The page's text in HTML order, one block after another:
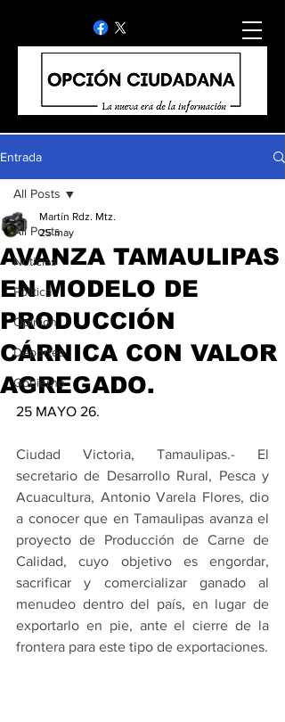
Entrada
All Posts
Noticias
Politica
Opinion
Deportes
Gobierno
All Posts
AVANZA TAMAULIPAS
EN MODELO DE
PRODUCCIÓN
CÁRNICA CON VALOR
AGREGADO.
Martín Rdz. Mtz.
25 may
25 MAYO 26.
Ciudad Victoria, Tamaulipas.- El
secretario de Desarrollo Rural, Pesca y
Acuacultura, Antonio Varela Flores, dio
a conocer que en Tamaulipas avanza el
proyecto de Producción de Carne de
Calidad, cuyo objetivo es engordar,
sacrificar y comercializar ganado al
menudeo dentro del país, en lugar de
exportarlo en pie, ante el cierre de la
frontera para este tipo de exportaciones.